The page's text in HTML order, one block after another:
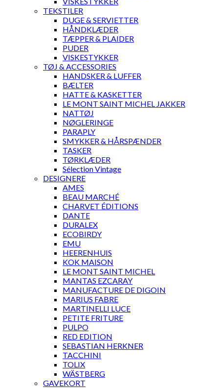
TEKSTILER
DUGE & SERVIETTER
HÅNDKLÆDER
TÆPPER & PLAIDER
PUDER
VISKESTYKKER
TØJ & ACCESSORIES
HANDSKER & LUFFER
BÆLTER
HATTE & KASKETTER
LE MONT SAINT MICHEL JAKKER
NATTØJ
NØGLERINGE
PARAPLY
SMYKKER & HÅRSPÆNDER
TASKER
TØRKLÆDER
Sélection Vintage
DESIGNERE
AMES
BEAU MARCHÉ
CHARVET ÉDITIONS
DANTE
DURALEX
ECOBIRDY
EMU
HEERENHUIS
KOK MAISON
LE MONT SAINT MICHEL
MANTAS EZCARAY
MANUFACTURE DE DIGOIN
MARIUS FABRE
MARTINELLI LUCE
PETITE FRITURE
PULPO
RED EDITION
SEBASTIAN HERKNER
TACCHINI
TOLIX
WÄSTBERG
GAVEKORT